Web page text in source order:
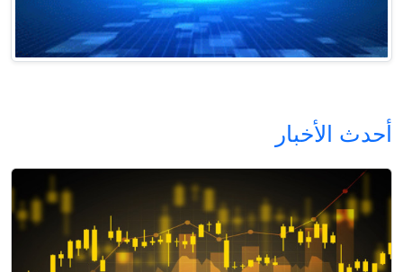
أحدث الأخبار